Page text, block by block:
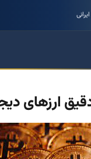
ارزهای